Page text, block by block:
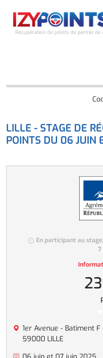
Récupération de points de permis de
STAGES
TESTS D'APTITUDE
LILLE - STAGE DE
POINTS DU 06 JUIN
En participant au
7
1er Avenue - Batiment
59000 LILLE